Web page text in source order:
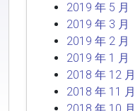
2019 年 5 月
2019 年 3 月
2019 年 2 月
2019 年 1 月
2018 年 12 月
2018 年 11 月